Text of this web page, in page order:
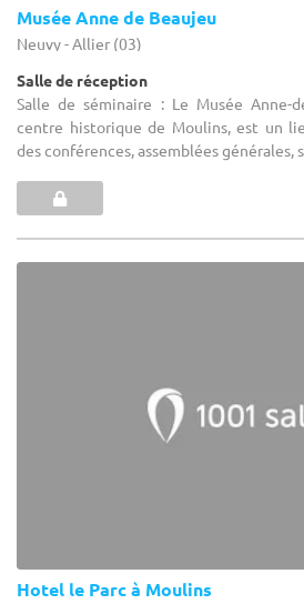
Musée Anne de Beaujeu
Neuvy - Allier (03)
Salle de réception
Salle de séminaire : Le Musée Anne-
centre historique de Moulins, est un
des conférences, assemblées générales,
Hotel le Parc à Moulins